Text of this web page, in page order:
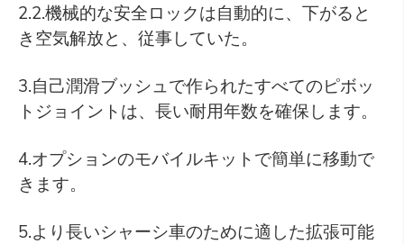
2.2.機械的な安全ロックは自動的に、下がると
き空気解放と、従事していた。
3.自己潤滑ブッシュで作られたすべてのピボッ
トジョイントは、長い耐用年数を確保します。
4.オプションのモバイルキットで簡単に移動で
きます。
5.より長いシャーシ車のために適した拡張可能